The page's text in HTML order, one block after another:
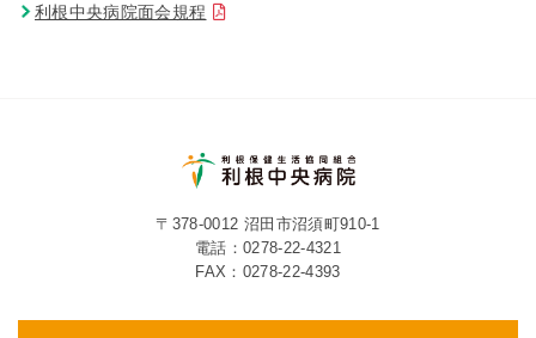
利根中央病院面会規程
〒378-0012 沼田市沼須町910-1
電話： 0278-22-4321
FAX：0278-22-4393